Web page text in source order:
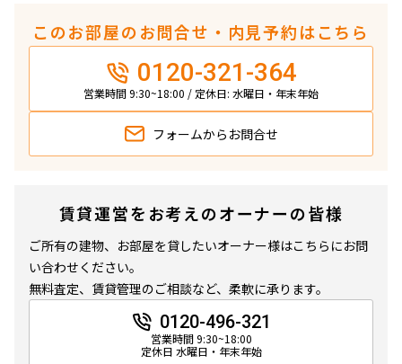
このお部屋のお問合せ・内見予約はこちら
0120-321-364
営業時間 9:30~18:00 / 定休日: 水曜日・年末年始
フォームから お問合せ
賃貸運営をお考えのオーナーの皆様
ご所有の建物、お部屋を貸したいオーナー様はこちらにお問
い合わせください。
無料査定、賃貸管理のご相談など、柔軟に承ります。
0120-496-321
営業時間 9:30~18:00
定休日 水曜日・年末年始